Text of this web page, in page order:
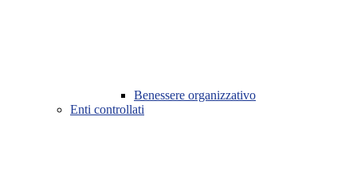
Benessere organizzativo
Enti controllati